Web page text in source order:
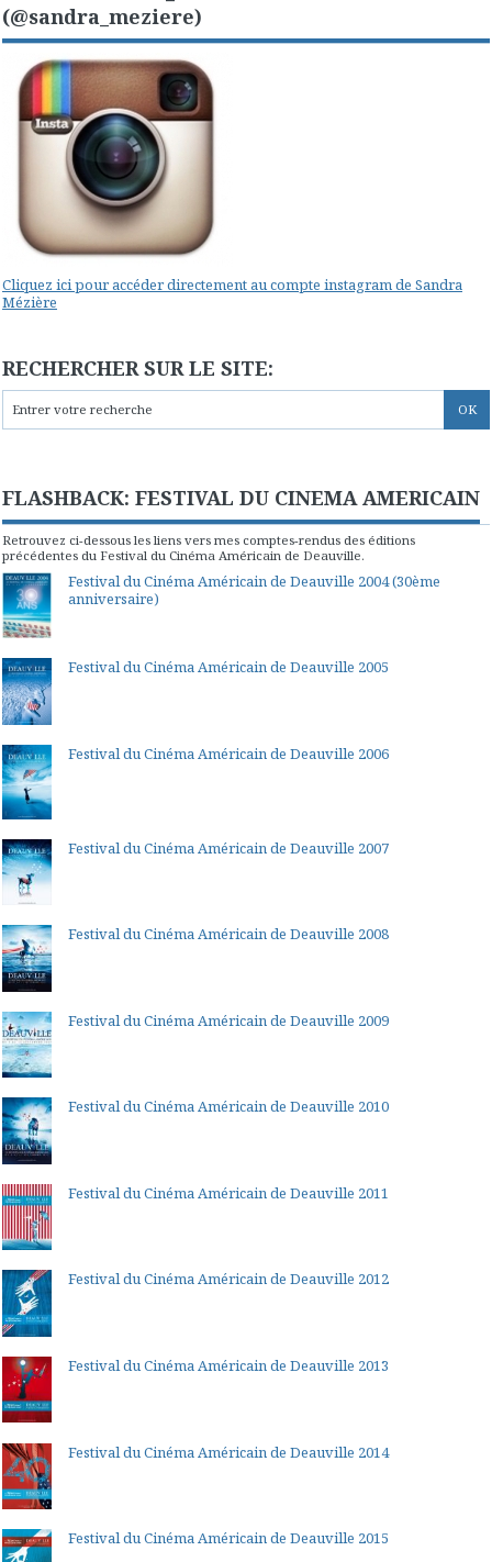
(@sandra_meziere)
Cliquez ici pour accéder directement au compte instagram de Sandra
Mézière
RECHERCHER SUR LE SITE:
FLASHBACK: FESTIVAL DU CINEMA AMERICAIN
Retrouvez ci-dessous les liens vers mes comptes-rendus des éditions
précédentes du Festival du Cinéma Américain de Deauville.
Festival du Cinéma Américain de Deauville 2004 (30ème
anniversaire)
Festival du Cinéma Américain de Deauville 2005
Festival du Cinéma Américain de Deauville 2006
Festival du Cinéma Américain de Deauville 2007
Festival du Cinéma Américain de Deauville 2008
Festival du Cinéma Américain de Deauville 2009
Festival du Cinéma Américain de Deauville 2010
Festival du Cinéma Américain de Deauville 2011
Festival du Cinéma Américain de Deauville 2012
Festival du Cinéma Américain de Deauville 2013
Festival du Cinéma Américain de Deauville 2014
Festival du Cinéma Américain de Deauville 2015